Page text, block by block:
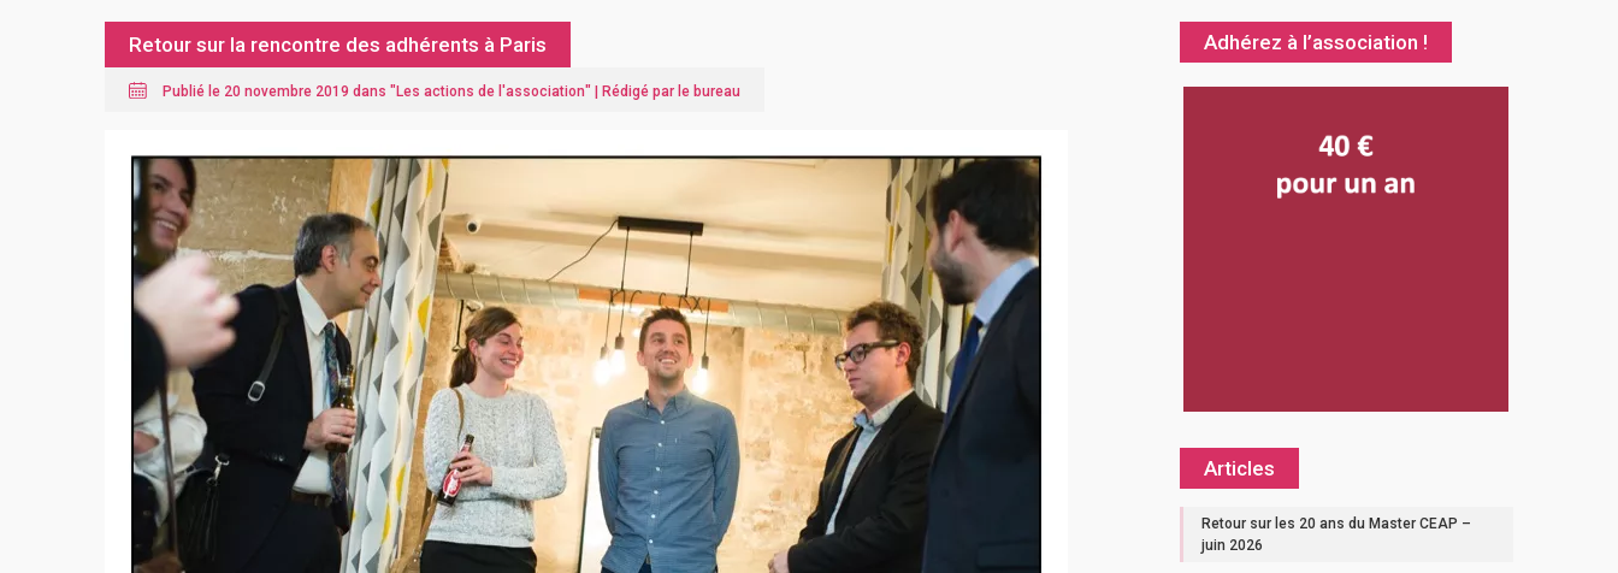
Retour sur la rencontre des adhérents à Paris
Publié le 20 novembre 2019 dans "Les actions de l'association" | Rédigé par le bureau
Adhérez à l’association !
Articles
Retour sur les 20 ans du Master CEAP –
juin 2026